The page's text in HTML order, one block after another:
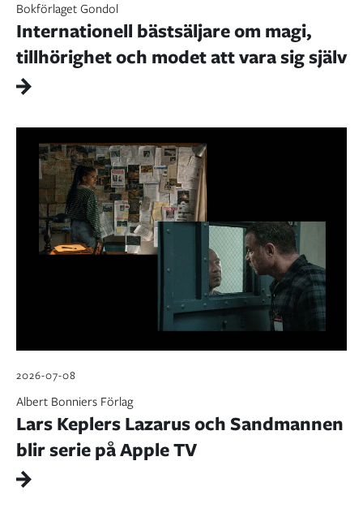
Bokförlaget Gondol
Internationell bästsäljare om magi,
tillhörighet och modet att vara sig själv
2026-07-08
Albert Bonniers Förlag
Lars Keplers Lazarus och Sandmannen
blir serie på Apple TV